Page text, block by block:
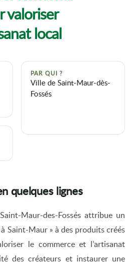
valoriser
local
PAR QUI ?
Ville de Saint-Maur-dès-
Fossés
quelques lignes
Maur-des-Fossés attribue un
Saint-Maur » à des produits créés
le commerce et l’artisanat
des créateurs et instaurer une